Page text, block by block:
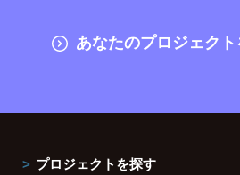
あなたのプロジェク
プロジェクトを探す